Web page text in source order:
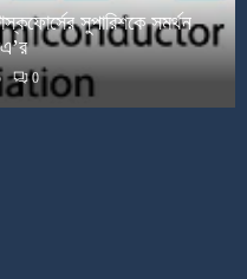
সুপারিশকে সমর্থন
0